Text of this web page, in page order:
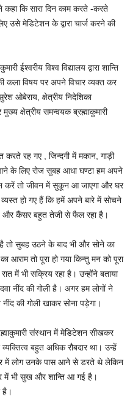
ने कहा कि सारा दिन काम करते -करते
उसे मेडिटेशन के द्वारा चार्ज करने की
ईश्वरीय विश्व विद्यालय द्वारा शान्ति
कला विषय पर अपने विचार व्यक्त कर
ओबेराय, क्षेत्रीय निदेशिका
मुख्य क्षेत्रीय समन्वयक ब्रह्माकुमारी
करते रह गए , जिन्दगी में मकान, गाड़ी
के लिए रोज सुबह आधा घण्टा हम अपने
करें तो जीवन में सुकून आ जाएगा और घर
व्यस्त हो गए हैं कि हमें अपने बारे में सोचने
और कैंसर बहुत तेजी से फैल रहा है।
तो सुबह उठने के बाद भी और सोने का
तो पूरा हो गया किन्तु मन को पूरा
में भी सक्रिय रहा है। उन्होंने बताया
नींद की गोली है। अगर हम लोगों ने
की गोली खाकर सोना पड़ेगा।
संस्थान में मेडिटेशन सीखकर
बहुत अधिक रौबदार था। उन्हें
में लोग उनके पास आने से डरते थे लेकिन
में भी सुख और शान्ति आ गई है।
है।